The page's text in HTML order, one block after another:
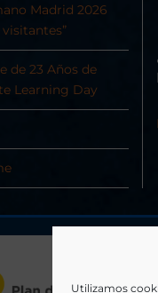
Utilizamos
Madrid 2026
de 23 Años de
Learning Day